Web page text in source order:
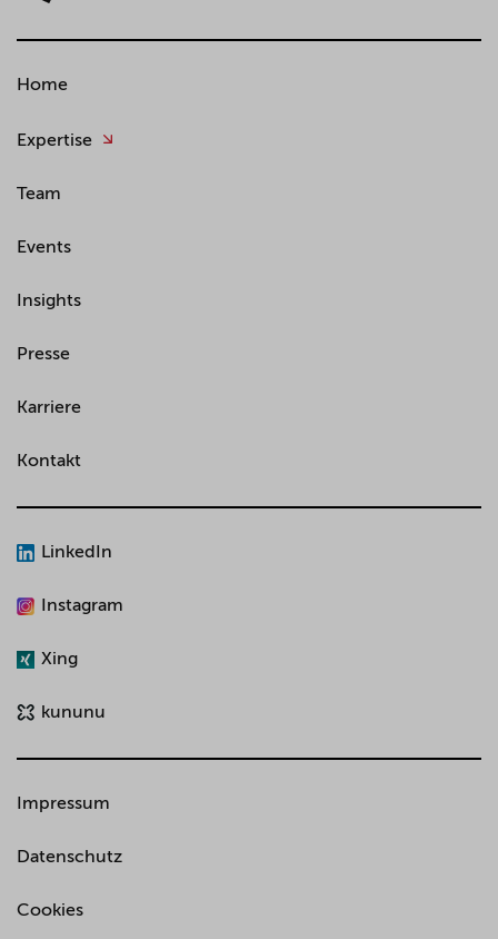
Home
Expertise
Team
Events
Insights
Presse
Karriere
Kontakt
LinkedIn
Instagram
Xing
kununu
Impressum
Datenschutz
Cookies